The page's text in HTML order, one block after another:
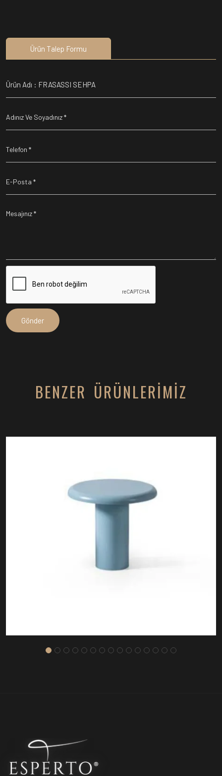
Ürün Talep Formu
BENZER ÜRÜNLERİMİZ